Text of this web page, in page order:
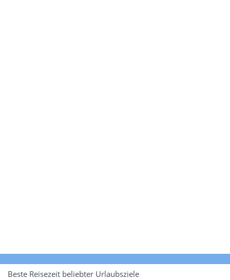
Beste Reisezeit beliebter Urlaubsziele